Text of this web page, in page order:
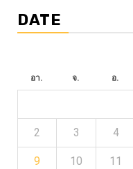
DATE
อา. จ. อ.
2 3 4
9 10 11